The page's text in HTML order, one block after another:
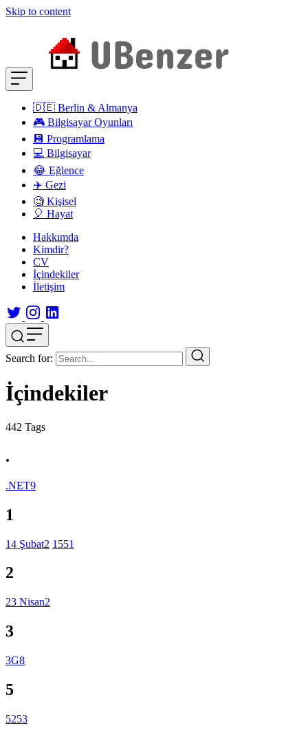
Skip to content
🇩🇪 Berlin & Almanya
🎮 Bilgisayar Oyunları
💾 Programlama
💻 Bilgisayar
😂 Eğlence
✈️ Gezi
🧐 Kişisel
🎈 Hayat
Hakkımda
Kimdir?
CV
İçindekiler
İletişim
Search for:
İçindekiler
442 Tags
.
.NET9
1
14 Şubat2 1551
2
23 Nisan2
3
3G8
5
5253